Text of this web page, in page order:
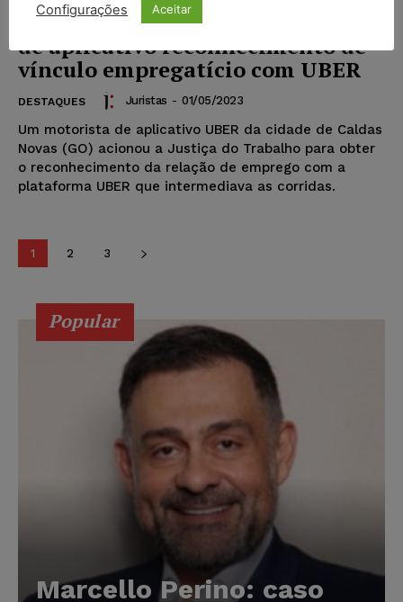
Juiz do trabalho nega a motorista
de aplicativo reconhecimento de
vínculo empregatício com UBER
DESTAQUES Juristas - 01/05/2023
Um motorista de aplicativo UBER da cidade de Caldas
Novas (GO) acionou a Justiça do Trabalho para obter
o reconhecimento da relação de emprego com a
plataforma UBER que intermediava as corridas.
1 2 3
Popular
Marcello Perino: caso
Configurações Aceitar